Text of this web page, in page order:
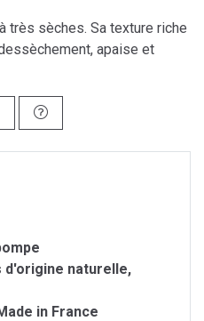
très sèches. Sa texture riche
apaise et
d'origine naturelle,
in France